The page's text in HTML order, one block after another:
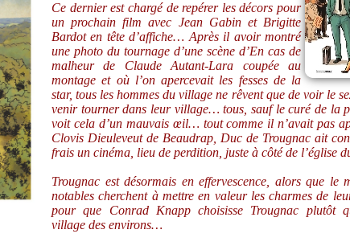
Ce dernier est chargé de repérer les décors pour
un prochain film avec Jean Gabin et Brigitte
Bardot en tête d’affiche… Après il avoir montré
une photo du tournage d’une scène d’En cas de
malheur de Claude Autant-Lara coupée au
montage et où l’on apercevait les fesses de la
star, tous les hommes du village ne rêvent que de voir le
venir tourner dans leur village… tous, sauf le curé de la
voit cela d’un mauvais œil… tout comme il n’avait pas
Clovis Dieuleveut de Beaudrap, Duc de Trougnac ait
frais un cinéma, lieu de perdition, juste à côté de l’église
Trougnac est désormais en effervescence, alors que le
notables cherchent à mettre en valeur les charmes de
pour que Conrad Knapp choisisse Trougnac plutôt
village des environs…